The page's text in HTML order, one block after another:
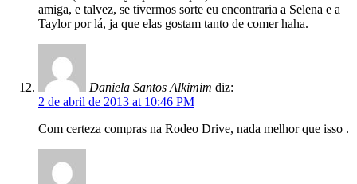
amiga, e talvez, se tivermos sorte eu encontraria a Selena e a
Taylor por lá, ja que elas gostam tanto de comer haha.
Daniela Santos Alkimim diz:
2 de abril de 2013 at 10:46 PM
Com certeza compras na Rodeo Drive, nada melhor que isso .